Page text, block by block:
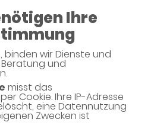
Ihre
binden wir Dienste und
Beratung und
misst das
Cookie. Ihre IP-Adresse
eine Datennutzung
Zwecken ist
Geschlossen
Arzneimittel-